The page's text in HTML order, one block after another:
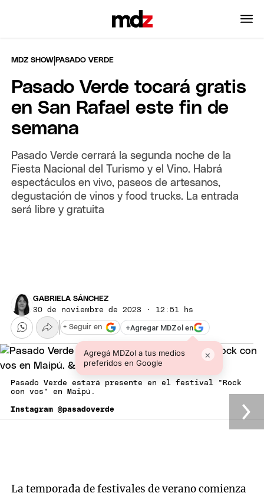
MDZ SHOW |PASADO VERDE
Pasado Verde tocará gratis
en San Rafael este fin de
semana
Pasado Verde cerrará la segunda noche de la
Fiesta Nacional del Turismo y el Vino. Habrá
espectáculos en vivo, paseos de artesanos,
degustación de vinos y food trucks. La entrada
será libre y gratuita
GABRIELA SÁNCHEZ
30 de noviembre de 2023 · 12:51 hs
+Agregar MDZol en
Agregá MDZol a tus medios
preferidos en Google
×
+ Seguir en
Pasado Verde estará presente en el festival "Rock
con vos" en Maipú.
Instagram @pasadoverde
La temporada de festivales de verano comienza